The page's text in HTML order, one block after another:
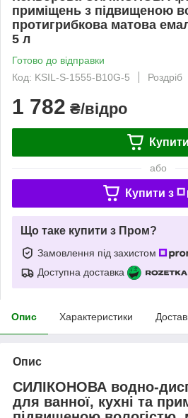
приміщень з підвищеною
протигрибкова матова
5 л
Готово до відправки
Код: KSIL-S-1555-B10G-5
Роздріб
1 782 ₴/відро
Купити
або
Купити з
Що таке купити з Пром?
Замовлення під захистом
Доступна доставка
Опис Характеристики
Опис
СИЛІКОНОВА водно-
для ванної, кухні та